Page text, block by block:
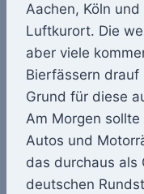
Aachen, Köln
Luftkurort. Die
aber viele
Bierfässern drauf
Grund für diese
Am Morgen
Autos und
das durchaus als
deutschen